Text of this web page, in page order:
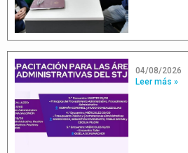
04/08/2026
Leer más »